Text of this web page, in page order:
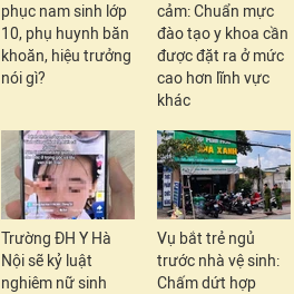
phục nam sinh lớp
10, phụ huynh băn
khoăn, hiệu trưởng
nói gì?
cảm: Chuẩn mực
đào tạo y khoa cần
được đặt ra ở mức
cao hơn lĩnh vực
khác
Trường ĐH Y Hà
Nội sẽ kỷ luật
nghiêm nữ sinh
Vụ bắt trẻ ngủ
trước nhà vệ sinh:
Chấm dứt hợp